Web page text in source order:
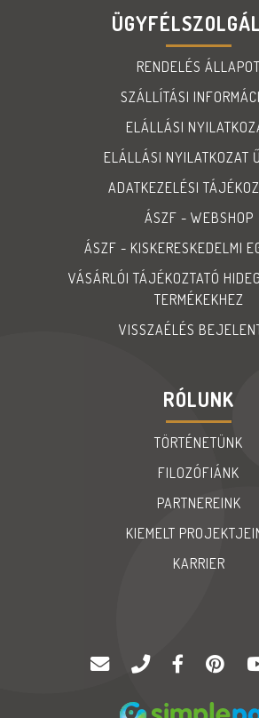
RENDELÉS ÁLLAPOT
SZÁLLÍTÁSI
ELÁLLÁSI
ELÁLLÁSI NYILATKOZAT
ADATKEZELÉSI
ÁSZF - WEBSHOP
ÁSZF - KISKERESKEDELMI
VÁSÁRLÓI TÁJÉKOZTATÓ
TERMÉKEKHEZ
VISSZAÉLÉS
RÓLUNK
TÖRTÉNETÜNK
FILOZÓFIÁNK
PARTNEREINK
KIEMELT
KARRIER